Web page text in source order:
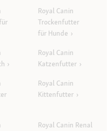
Royal Canin
Trockenfutter
für Hunde
Royal Canin
Katzenfutter
Royal Canin
Kittenfutter
Royal Canin Renal